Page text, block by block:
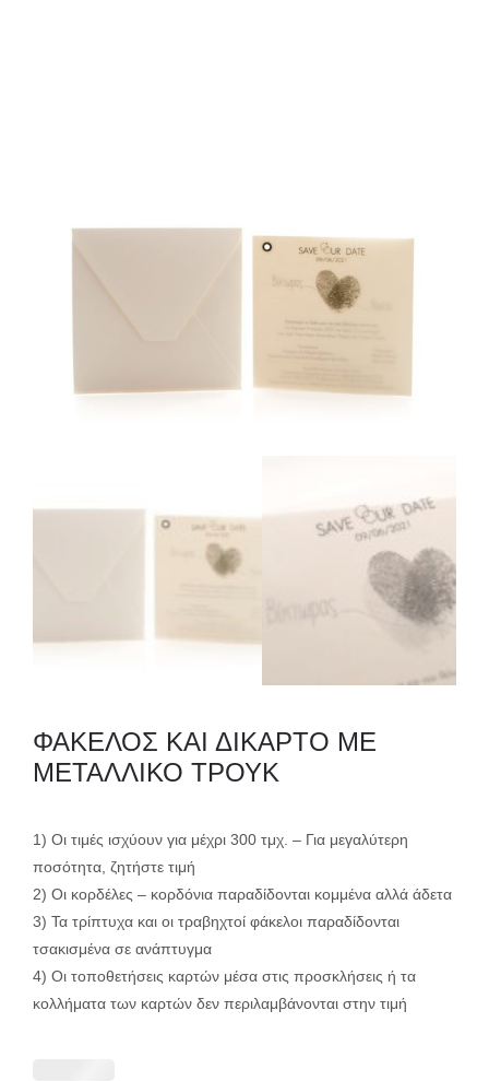
ΦΑΚΕΛΟΣ ΚΑΙ ΔΙΚΑΡΤΟ ΜΕ
ΜΕΤΑΛΛΙΚΟ ΤΡΟΥΚ
1) Οι τιμές ισχύουν για μέχρι 300 τμχ. – Για μεγαλύτερη
ποσότητα, ζητήστε τιμή
2) Οι κορδέλες – κορδόνια παραδίδονται κομμένα αλλά άδετα
3) Τα τρίπτυχα και οι τραβηχτοί φάκελοι παραδίδονται
τσακισμένα σε ανάπτυγμα
4) Οι τοποθετήσεις καρτών μέσα στις προσκλήσεις ή τα
κολλήματα των καρτών δεν περιλαμβάνονται στην τιμή